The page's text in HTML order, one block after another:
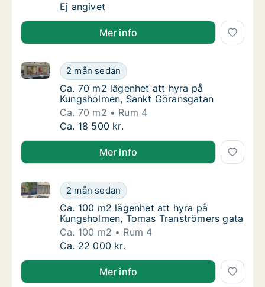
Ca. 105 m2 lägenhet att hyra på
Ej angivet
Mer info
Ca. 70 m2 lägenhet att hyra på
2 mån sedan
Ca. 70 m2 lägenhet att hyra på Kungsholmen, Sankt
Ca. 70 m2 lägenhet att hyra på
Ca. 70 m2 lägenhet att hyra på
Kungsholmen, Sankt Göransgatan
Ca. 70 m2
Rum 4
Ca. 70 m2 lägenhet att hyra på
Ca. 18 500 kr.
Mer info
Ca. 100 m2 lägenhet att hyra på
2 mån sedan
Ca. 100 m2 lägenhet att hyra på Kungsholmen,
Ca. 100 m2 lägenhet att hyra på
Ca. 100 m2 lägenhet att hyra på
Kungsholmen, Tomas Tranströmers gata
Ca. 100 m2
Rum 4
Ca. 100 m2 lägenhet att hyra på
Ca. 22 000 kr.
Mer info